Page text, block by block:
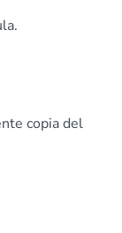
copia del